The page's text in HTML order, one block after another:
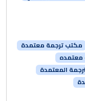
مكتب ترجمة معتمدة
معتمده
المعتمدة